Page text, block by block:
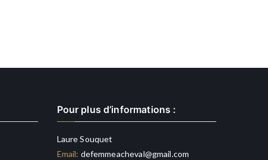
Pour plus d’informations :
Laure Souquet
Email: defemmeacheval@gmail.com